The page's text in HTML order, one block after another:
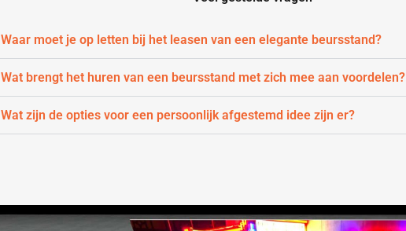
Waar moet je op letten bij het leasen van een elegante beursstand?
Wat brengt het huren van een beursstand met zich mee aan voordelen?
Wat zijn de opties voor een persoonlijk afgestemd idee zijn er?